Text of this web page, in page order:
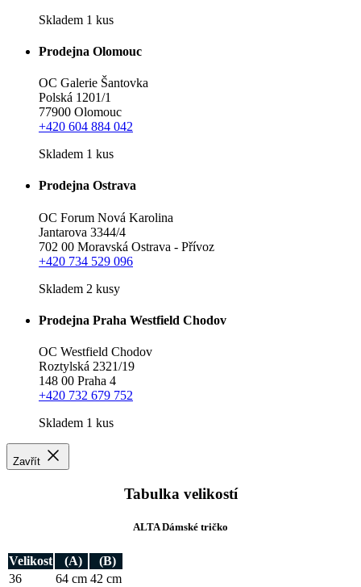
Skladem 1 kus
Prodejna Olomouc
OC Galerie Šantovka
Polská 1201/1
77900 Olomouc
+420 604 884 042
Skladem 1 kus
Prodejna Ostrava
OC Forum Nová Karolina
Jantarova 3344/4
702 00 Moravská Ostrava - Přívoz
+420 734 529 096
Skladem 2 kusy
Prodejna Praha Westfield Chodov
OC Westfield Chodov
Roztylská 2321/19
148 00 Praha 4
+420 732 679 752
Skladem 1 kus
Zavřít
Tabulka velikostí
ALTA Dámské tričko
Velikost (A)
(B)
36
64 cm 42 cm